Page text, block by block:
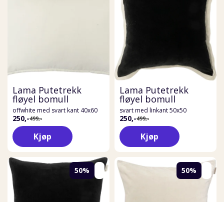
Lama Putetrekk
fløyel bomull
offwhite med svart kant 40x60
250,-499,-
Kjøp
Lama Putetrekk
fløyel bomull
svart med linkant 50x50
250,-499,-
Kjøp
50% 50%